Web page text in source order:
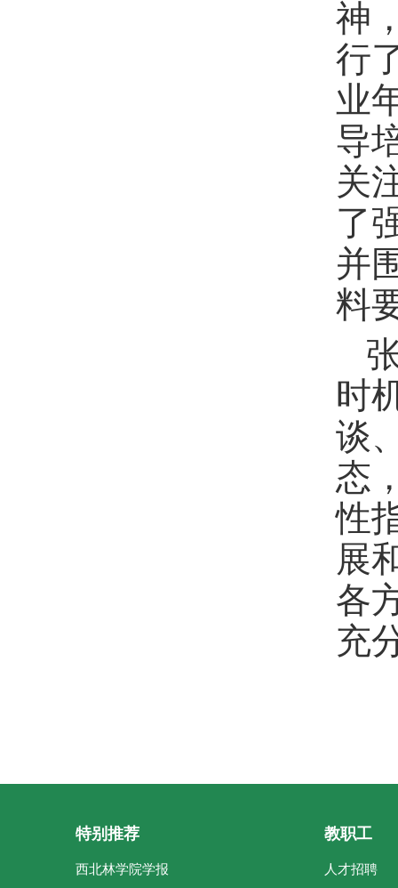
神
行
业
导
关
了
并
料
时
谈
态
性
展
各
充
特别推荐
西北林学院学报
教职工
人才招聘